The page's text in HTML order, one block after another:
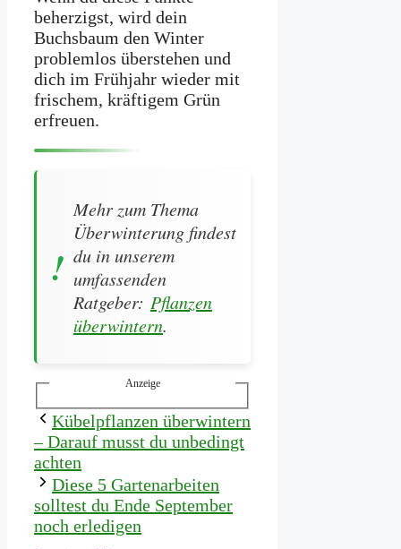
beherzigst, wird dein
Buchsbaum den Winter
problemlos überstehen und
dich im Frühjahr wieder mit
frischem, kräftigem Grün
erfreuen.
Mehr zum Thema
Überwinterung findest
du in unserem
umfassenden
Ratgeber: Pflanzen
überwintern.
Anzeige
Kübelpflanzen überwintern
– Darauf musst du unbedingt
achten
Diese 5 Gartenarbeiten
solltest du Ende September
noch erledigen